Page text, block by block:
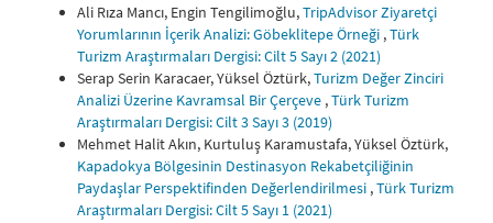
Ali Rıza Mancı, Engin Tengilimoğlu,TripAdvisor Ziyaretçi
Yorumlarının İçerik Analizi: Göbeklitepe Örneği ,Türk
Turizm Araştırmaları Dergisi: Cilt 5 Sayı 2 (2021)
Serap Serin Karacaer, Yüksel Öztürk,Turizm Değer Zinciri
Analizi Üzerine Kavramsal Bir Çerçeve ,Türk Turizm
Araştırmaları Dergisi: Cilt 3 Sayı 3 (2019)
Mehmet Halit Akın, Kurtuluş Karamustafa, Yüksel Öztürk,
Kapadokya Bölgesinin Destinasyon Rekabetçiliğinin
Paydaşlar Perspektifinden Değerlendirilmesi ,Türk Turizm
Araştırmaları Dergisi: Cilt 5 Sayı 1 (2021)